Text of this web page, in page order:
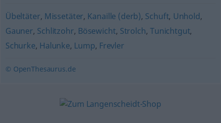
Übeltäter, Missetäter, Kanaille (derb), Schuft, Unhold,
Gauner, Schlitzohr, Bösewicht, Strolch, Tunichtgut,
Schurke, Halunke, Lump, Frevler
© OpenThesaurus.de